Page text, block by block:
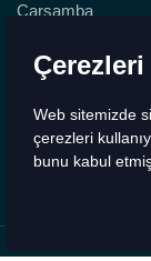
Web sitemizde
çerezleri
bunu kabul etmiş
Çarşamba
Cuma
Pazar